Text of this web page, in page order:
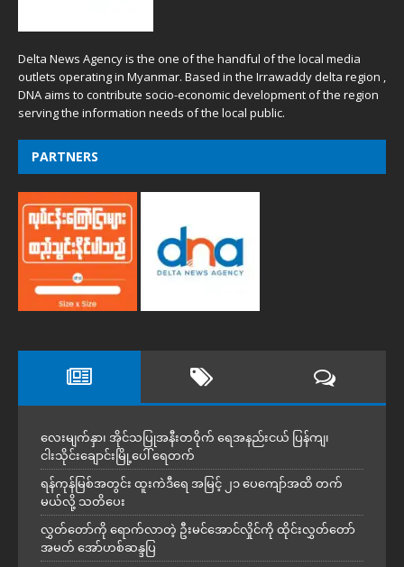
Delta News Agency is the one of the handful of the local media
outlets operating in Myanmar. Based in the Irrawaddy delta region ,
DNA aims to contribute socio-economic development of the region
serving the information needs of the local public.
PARTNERS
လေးမျက်နှာ၊ အိုင်သပြုအနီးတဝိုက် ရေအနည်းငယ် ပြန်ကျ၊
ငါးသိုင်းချောင်းမြို့ပေါ် ရေတက်
ရန်ကုန်မြစ်အတွင်း ထူးကဲဒီရေ အ​မြင့် ၂၁ ပေကျော်အထိ တက်
မယ်လို့ သတိပေး
လွှတ်တော်ကို ရောက်လာတဲ့ ဦးမင်အောင်လှိုင်ကို ထိုင်းလွှတ်တော်
အမတ် အော်ဟစ်ဆန္ဒပြ